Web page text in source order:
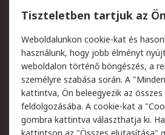
Regisztráció
Termékvisszaküldés
Szolgáltatások
Jogi
Adatvédelmi
szabályzat
Az
Cookie szabályzat
Tiszteletben tartjuk az
Weboldalunkon cookie-kat és
használunk, hogy jobb élményt
weboldalon történő böngészés, a
személyre szabása során. A
kattintva, Ön beleegyezik az
feldolgozásába. A cookie-kat a
gombra kattintva választhatja ki.